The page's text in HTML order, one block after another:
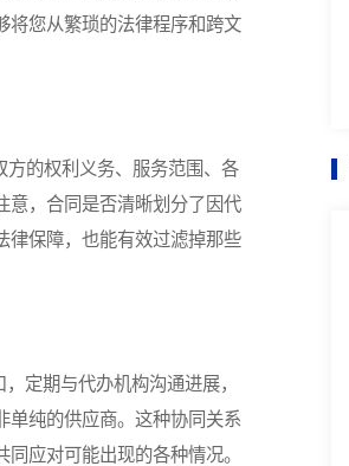
将您从繁琐的法律程序和跨文
的权利义务、服务范围、各
意，合同是否清晰划分了因代
律保障，也能有效过滤掉那些
定期与代办机构沟通进展，
单纯的供应商。这种协同关系
应对可能出现的各种情况。